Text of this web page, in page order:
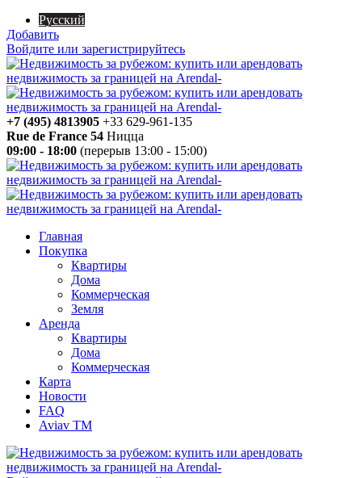
Русский
Добавить
Войдите или зарегистрируйтесь
+7 (495) 4813905 +33 629-961-135
Rue de France 54 Ницца
09:00 - 18:00 (перерыв 13:00 - 15:00)
Главная
Покупка
Квартиры
Дома
Коммерческая
Земля
Аренда
Квартиры
Дома
Коммерческая
Карта
Новости
FAQ
Aviav TM